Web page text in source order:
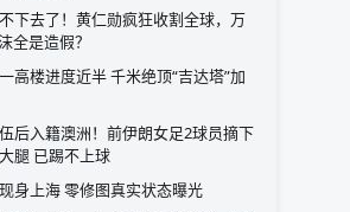
下去了！黄仁勋疯狂收割全球，万
全是造假？
高楼进度近半 千米绝顶“吉达塔”加
后入籍澳洲！前伊朗女足2球员摘下
腿 已踢不上球
身上海 零修图真实状态曝光